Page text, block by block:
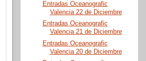
Entradas Oceanografic
Valencia 22 de Diciembre
Entradas Oceanografic
Valencia 21 de Diciembre
Entradas Oceanografic
Valencia 20 de Diciembre